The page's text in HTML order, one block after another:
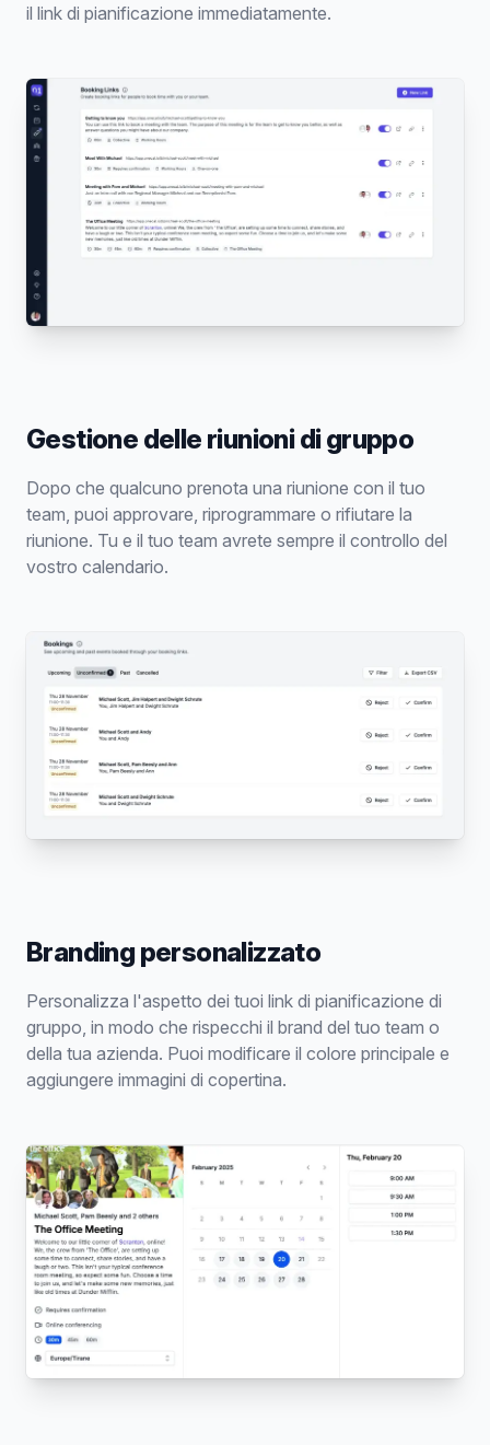
il link di pianificazione immediatamente.
Gestione delle riunioni di gruppo
Dopo che qualcuno prenota una riunione con il tuo
team, puoi approvare, riprogrammare o rifiutare la
riunione. Tu e il tuo team avrete sempre il controllo del
vostro calendario.
Branding personalizzato
Personalizza l'aspetto dei tuoi link di pianificazione di
gruppo, in modo che rispecchi il brand del tuo team o
della tua azienda. Puoi modificare il colore principale e
aggiungere immagini di copertina.